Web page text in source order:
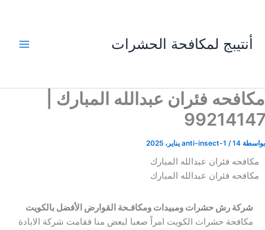
المحتوى
أنتيبج لمكافحة الحشرات
مكافحه فئران عبدالله المبارك |
99214147
بواسطة anti-insect-1 /14 يناير، 2025
مكافحه فئران عبدالله المبارك
مكافحه فئران عبدالله المبارك
شركة رش حشرات ومبيدات ومكافـحة القوارض الأفضل بالكويت
مكافحة حشرات الكويت امراً صعبا لبعض منا فقامت شركة الابادة